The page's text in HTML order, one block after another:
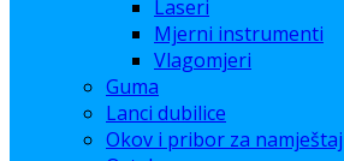
Laseri
Mjerni instrumenti
Vlagomjeri
Guma
Lanci dubilice
Okov i pribor za namještaj